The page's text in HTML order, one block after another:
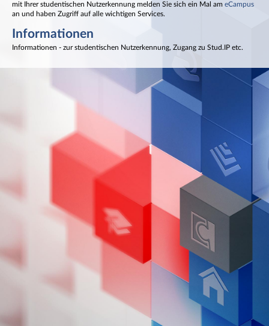
mit Ihrer studentischen Nutzerkennung melden Sie sich ein Mal am eCampus
an und haben Zugriff auf alle wichtigen Services.
Informationen
Informationen - zur studentischen Nutzerkennung, Zugang zu Stud.IP etc.